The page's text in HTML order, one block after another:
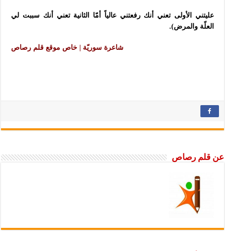
عليتني الأولى تعني أنك رفعتني عالياً أمّا الثانية تعني أنك سببت لي
العلّة والمرض).
شاعرة سوريّة | خاص موقع قلم رصاص
عن قلم رصاص